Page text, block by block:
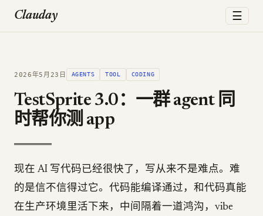
Clauday ☰
2026年5月23日 AGENTS TOOL CODING
TestSprite 3.0：一群 agent 同
时帮你测 app
现在 AI 写代码已经很快了，写从来不是难点。难
的是信不信得过它。代码能编译通过，和代码真能
在生产环境里活下来，中间隔着一道鸿沟，vibe